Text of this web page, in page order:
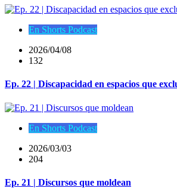
En Shorts Podcast
2026/04/08
132
Ep. 22 | Discapacidad en espacios que
En Shorts Podcast
2026/03/03
204
Ep. 21 | Discursos que moldean